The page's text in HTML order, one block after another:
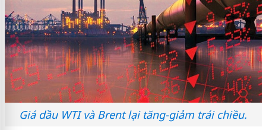
Giá dầu WTI và Brent lại tăng-giảm trái chiều.